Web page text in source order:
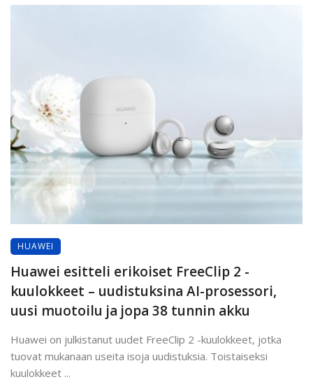
HUAWEI
Huawei esitteli erikoiset FreeClip 2 -
kuulokkeet – uudistuksina AI-prosessori,
uusi muotoilu ja jopa 38 tunnin akku
Huawei on julkistanut uudet FreeClip 2 -kuulokkeet, jotka
tuovat mukanaan useita isoja uudistuksia. Toistaiseksi
kuulokkeet ...